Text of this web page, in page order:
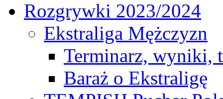
Rozgrywki 2023/2024
Ekstraliga Mężczyzn
Terminarz, wyniki,
Baraż o Ekstraligę